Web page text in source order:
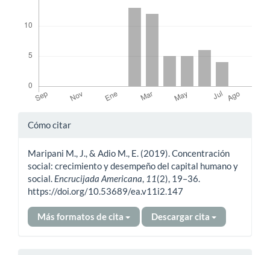
Detalles
artículo
Cómo citar
Maripani M., J., & Adio M., E. (2019). Concentración
social: crecimiento y desempeño del capital humano y
social. Encrucijada Americana, 11(2), 19–36.
https://doi.org/10.53689/ea.v11i2.147
Más formatos de cita Descargar cita